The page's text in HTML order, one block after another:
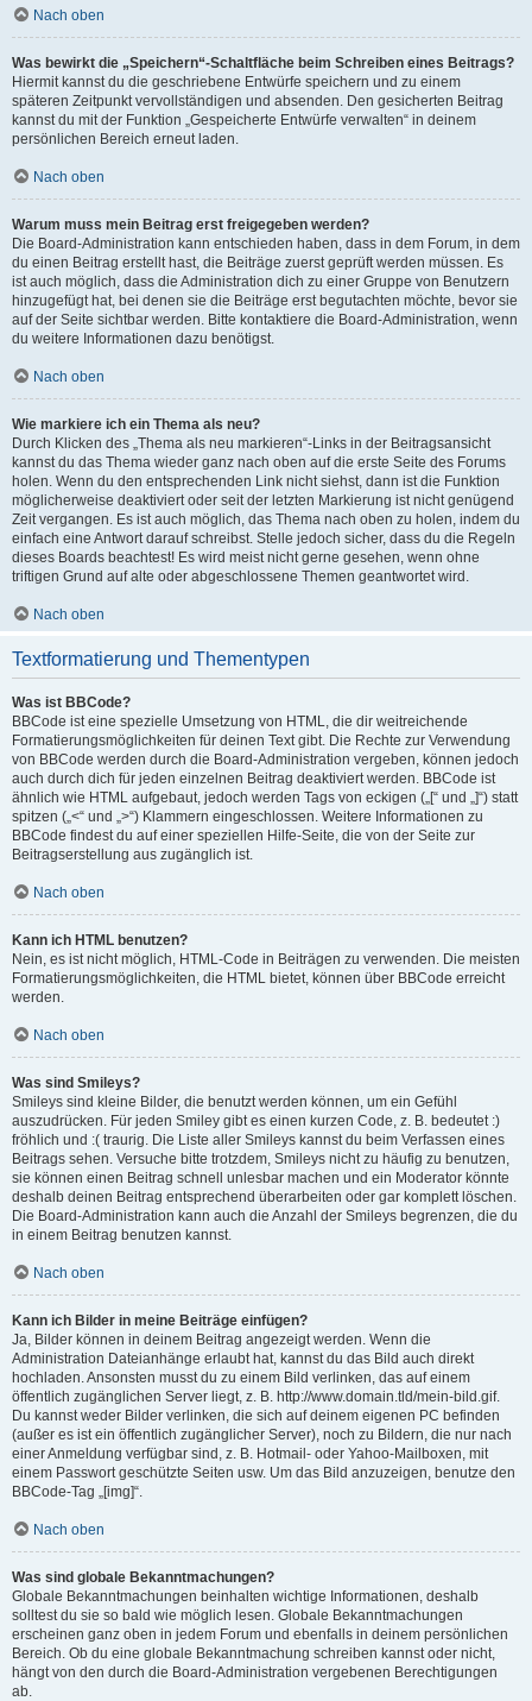
Nach oben
Was bewirkt die „Speichern“-Schaltfläche beim Schreiben eines Beitrags?
Hiermit kannst du die geschriebene Entwürfe speichern und zu einem
späteren Zeitpunkt vervollständigen und absenden. Den gesicherten Beitrag
kannst du mit der Funktion „Gespeicherte Entwürfe verwalten“ in deinem
persönlichen Bereich erneut laden.
Nach oben
Warum muss mein Beitrag erst freigegeben werden?
Die Board-Administration kann entschieden haben, dass in dem Forum, in dem
du einen Beitrag erstellt hast, die Beiträge zuerst geprüft werden müssen. Es
ist auch möglich, dass die Administration dich zu einer Gruppe von Benutzern
hinzugefügt hat, bei denen sie die Beiträge erst begutachten möchte, bevor sie
auf der Seite sichtbar werden. Bitte kontaktiere die Board-Administration, wenn
du weitere Informationen dazu benötigst.
Nach oben
Wie markiere ich ein Thema als neu?
Durch Klicken des „Thema als neu markieren“-Links in der Beitragsansicht
kannst du das Thema wieder ganz nach oben auf die erste Seite des Forums
holen. Wenn du den entsprechenden Link nicht siehst, dann ist die Funktion
möglicherweise deaktiviert oder seit der letzten Markierung ist nicht genügend
Zeit vergangen. Es ist auch möglich, das Thema nach oben zu holen, indem du
einfach eine Antwort darauf schreibst. Stelle jedoch sicher, dass du die Regeln
dieses Boards beachtest! Es wird meist nicht gerne gesehen, wenn ohne
triftigen Grund auf alte oder abgeschlossene Themen geantwortet wird.
Nach oben
Textformatierung und Thementypen
Was ist BBCode?
BBCode ist eine spezielle Umsetzung von HTML, die dir weitreichende
Formatierungsmöglichkeiten für deinen Text gibt. Die Rechte zur Verwendung
von BBCode werden durch die Board-Administration vergeben, können jedoch
auch durch dich für jeden einzelnen Beitrag deaktiviert werden. BBCode ist
ähnlich wie HTML aufgebaut, jedoch werden Tags von eckigen („[“ und „]“) statt
spitzen („<“ und „>“) Klammern eingeschlossen. Weitere Informationen zu
BBCode findest du auf einer speziellen Hilfe-Seite, die von der Seite zur
Beitragserstellung aus zugänglich ist.
Nach oben
Kann ich HTML benutzen?
Nein, es ist nicht möglich, HTML-Code in Beiträgen zu verwenden. Die meisten
Formatierungsmöglichkeiten, die HTML bietet, können über BBCode erreicht
werden.
Nach oben
Was sind Smileys?
Smileys sind kleine Bilder, die benutzt werden können, um ein Gefühl
auszudrücken. Für jeden Smiley gibt es einen kurzen Code, z. B. bedeutet :)
fröhlich und :( traurig. Die Liste aller Smileys kannst du beim Verfassen eines
Beitrags sehen. Versuche bitte trotzdem, Smileys nicht zu häufig zu benutzen,
sie können einen Beitrag schnell unlesbar machen und ein Moderator könnte
deshalb deinen Beitrag entsprechend überarbeiten oder gar komplett löschen.
Die Board-Administration kann auch die Anzahl der Smileys begrenzen, die du
in einem Beitrag benutzen kannst.
Nach oben
Kann ich Bilder in meine Beiträge einfügen?
Ja, Bilder können in deinem Beitrag angezeigt werden. Wenn die
Administration Dateianhänge erlaubt hat, kannst du das Bild auch direkt
hochladen. Ansonsten musst du zu einem Bild verlinken, das auf einem
öffentlich zugänglichen Server liegt, z. B. http://www.domain.tld/mein-bild.gif.
Du kannst weder Bilder verlinken, die sich auf deinem eigenen PC befinden
(außer es ist ein öffentlich zugänglicher Server), noch zu Bildern, die nur nach
einer Anmeldung verfügbar sind, z. B. Hotmail- oder Yahoo-Mailboxen, mit
einem Passwort geschützte Seiten usw. Um das Bild anzuzeigen, benutze den
BBCode-Tag „[img]“.
Nach oben
Was sind globale Bekanntmachungen?
Globale Bekanntmachungen beinhalten wichtige Informationen, deshalb
solltest du sie so bald wie möglich lesen. Globale Bekanntmachungen
erscheinen ganz oben in jedem Forum und ebenfalls in deinem persönlichen
Bereich. Ob du eine globale Bekanntmachung schreiben kannst oder nicht,
hängt von den durch die Board-Administration vergebenen Berechtigungen
ab.